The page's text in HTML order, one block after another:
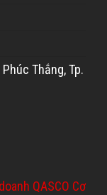
Thắng, Tp.
QASCO Cơ